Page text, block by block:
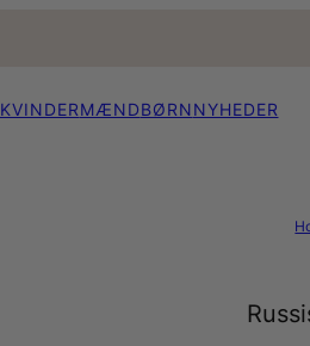
KVINDERMÆNDBØRNNYHEDER